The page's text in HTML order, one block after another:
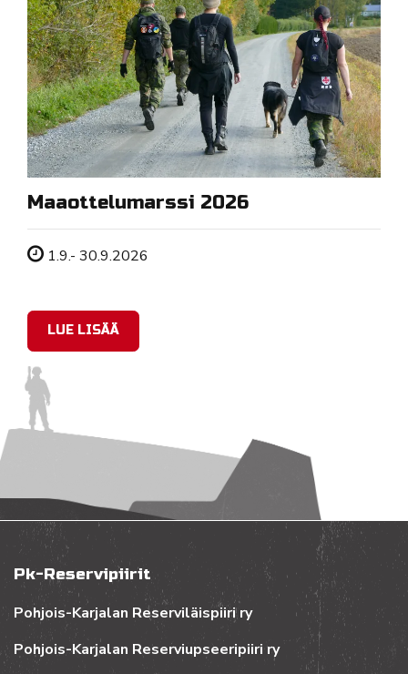
Maaottelumarssi 2026
Tapahtuman ajankohta
1.9.- 30.9.2026
LUE LISÄÄ
Pk-Reservipiirit
Pohjois-Karjalan Reserviläispiiri ry
Pohjois-Karjalan Reserviupseeripiiri ry